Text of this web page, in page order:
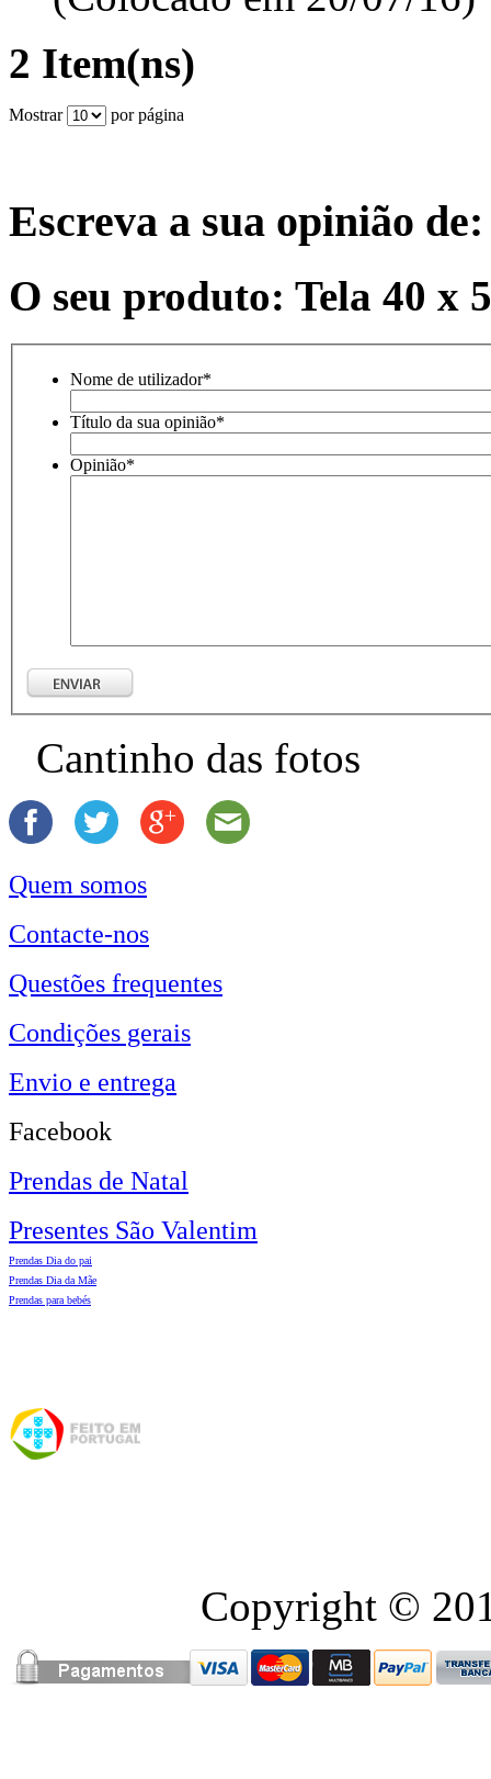
2 Item(ns)
Mostrar por página
Escreva a sua opinião de:
O seu produto: Tela 40 x
Nome de utilizador*
Título da sua opinião*
Opinião*
Cantinho das fotos
Quem somos
Contacte-nos
Questões frequentes
Condições gerais
Envio e entrega
Facebook
Prendas de Natal
Presentes São Valentim
Prendas Dia do pai
Prendas Dia da Mãe
Prendas para bebés
Copyright ©